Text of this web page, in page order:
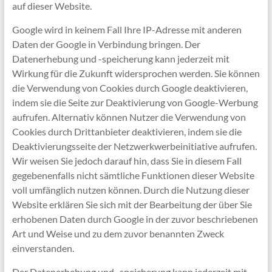
auf dieser Website.
Google wird in keinem Fall Ihre IP-Adresse mit anderen
Daten der Google in Verbindung bringen. Der
Datenerhebung und -speicherung kann jederzeit mit
Wirkung für die Zukunft widersprochen werden. Sie können
die Verwendung von Cookies durch Google deaktivieren,
indem sie die Seite zur Deaktivierung von Google-Werbung
aufrufen. Alternativ können Nutzer die Verwendung von
Cookies durch Drittanbieter deaktivieren, indem sie die
Deaktivierungsseite der Netzwerkwerbeinitiative aufrufen.
Wir weisen Sie jedoch darauf hin, dass Sie in diesem Fall
gegebenenfalls nicht sämtliche Funktionen dieser Website
voll umfänglich nutzen können. Durch die Nutzung dieser
Website erklären Sie sich mit der Bearbeitung der über Sie
erhobenen Daten durch Google in der zuvor beschriebenen
Art und Weise und zu dem zuvor benannten Zweck
einverstanden.